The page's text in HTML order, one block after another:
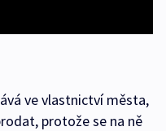
ve vlastnictví města,
protože se na ně